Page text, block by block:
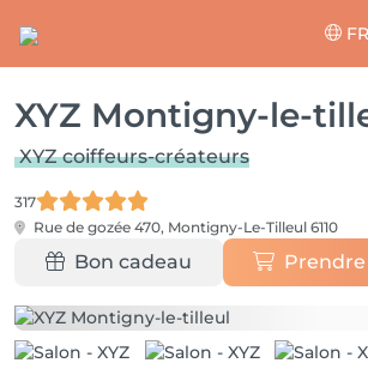
XYZ Montigny-le-
XYZ coiffeurs-créateurs
317
Rue de gozée 470, Montigny-Le-Tilleul 6110
Bon cadeau